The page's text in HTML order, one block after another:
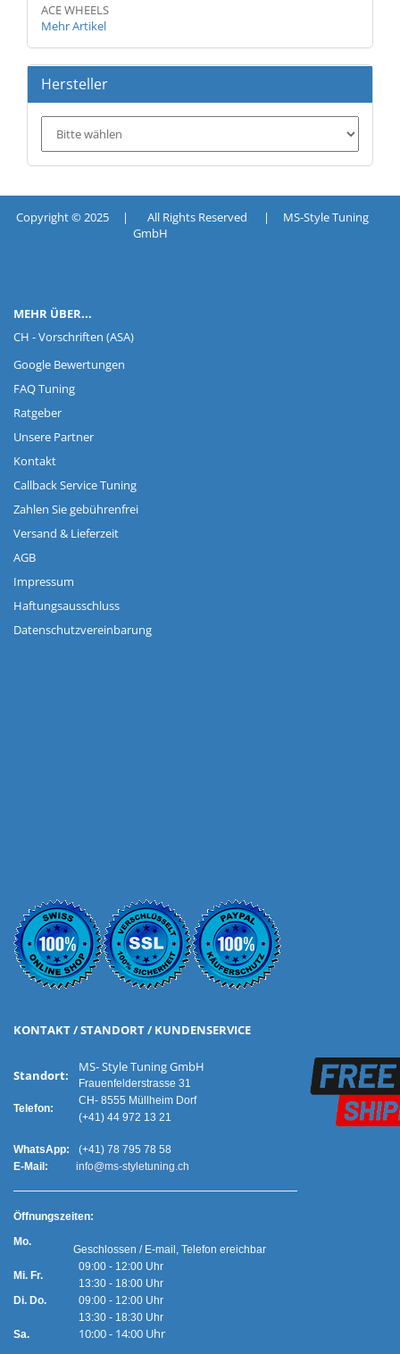
ACE WHEELS
Mehr Artikel
Hersteller
Copyright © 2025 | All Rights Reserved | MS-Style Tuning
GmbH
MEHR ÜBER...
CH - Vorschriften (ASA)
Google Bewertungen
FAQ Tuning
Ratgeber
Unsere Partner
Kontakt
Callback Service Tuning
Zahlen Sie gebührenfrei
Versand & Lieferzeit
AGB
Impressum
Haftungsausschluss
Datenschutzvereinbarung
KONTAKT / STANDORT / KUNDENSERVICE
Standort:
Telefon:
MS- Style Tuning GmbH
Frauenfelderstrasse 31
CH- 8555 Müllheim Dorf
(+41) 44 972 13 21
WhatsApp:
(+41) 78 795 78 58
E-Mail:
info@ms-styletuning.ch
Öffnungszeiten:
Mo.
Mi. Fr.
Geschlossen / E-mail, Telefon ereichbar
09:00 - 12:00 Uhr
13:30 - 18:00 Uhr
Di. Do.
Sa.
09:00 - 12:00 Uhr
13:30 - 18:30 Uhr
10:00 - 14:00 Uhr